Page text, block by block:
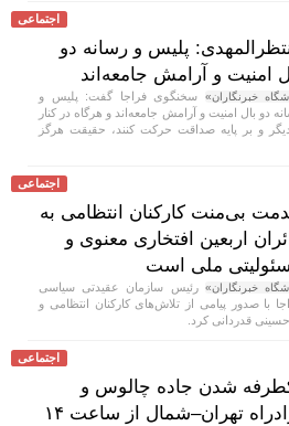
اجتماعی
پلیس و رسانه دو
امنیت و آرامش جامعه‌اند
خبرنگاران» سخنگوی فراجا گفت: پلیس و
دو بال امنیت و آرامش جامعه‌اند و هرگاه در کنار
و بر پایه صداقت حرکت کنند، حقیقت هرگز
اجتماعی
بی‌منت کارکنان انتظامی به
اربعین افتخاری معنوی و
ملی است
خبرنگاران» رئیس سازمان عقیدتی سیاسی
با صدور پیامی از تلاش‌های کارکنان انتظامی و
قدردانی کرد.
اجتماعی
شدن جاده چالوس و
تهران–شمال از ساعت ۱۴